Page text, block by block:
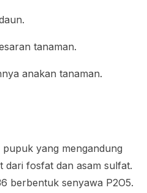
tanaman.
anakan tanaman.
yang mengandung
fosfat dan asam sulfat.
berbentuk senyawa P2O5.